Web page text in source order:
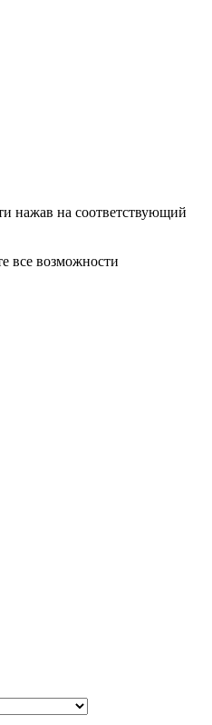
нажав на соответствующий
все возможности